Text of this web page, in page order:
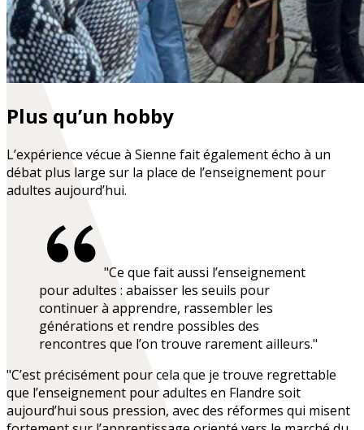
Plus qu’un hobby
L’expérience vécue à Sienne fait également écho à un
débat plus large sur la place de l’enseignement pour
adultes aujourd’hui.
"Ce que fait aussi l’enseignement
pour adultes : abaisser les seuils pour
continuer à apprendre, rassembler les
générations et rendre possibles des
rencontres que l’on trouve rarement ailleurs."
"C’est précisément pour cela que je trouve regrettable
que l’enseignement pour adultes en Flandre soit
aujourd’hui sous pression, avec des réformes qui misent